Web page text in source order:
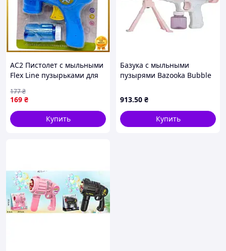
AC2 Пистолет с мыльными
Flex Line пузырьками для
праздника веселый
пистолет для пу DE
169 ₴
177₴
Купить
Базука с мыльными
пузырями Bazooka Bubble
запуска пузырьков, улицы,
праздников и активных
игр
913.50 ₴
Купить